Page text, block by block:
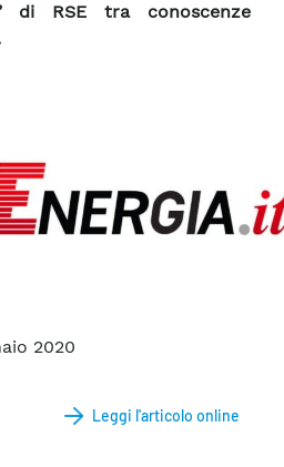
di RSE tra conoscenze
2020
Leggi l'articolo online